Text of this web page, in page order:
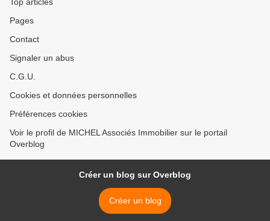
Pages
Contact
Signaler un abus
C.G.U.
Cookies et données personnelles
Préférences cookies
Voir le profil de MICHEL Associés Immobilier sur le portail
Overblog
Créer un blog sur Overblog
Créer un blog